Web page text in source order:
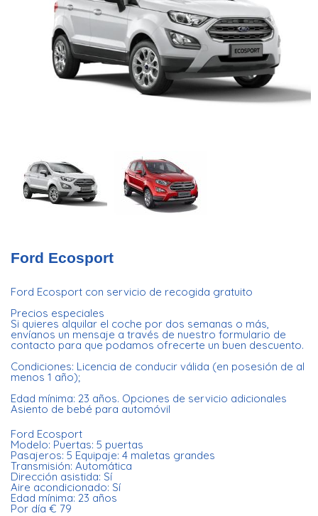
Ford Ecosport
Ford Ecosport con servicio de recogida gratuito
Precios especiales
Si quieres alquilar el coche por dos semanas o más,
envíanos un mensaje a través de nuestro formulario de
contacto para que podamos ofrecerte un buen descuento.
Condiciones: Licencia de conducir válida (en posesión de al
menos 1 año);
Edad mínima: 23 años. Opciones de servicio adicionales
Asiento de bebé para automóvil
Ford Ecosport
Modelo: Puertas: 5 puertas
Pasajeros: 5 Equipaje: 4 maletas grandes
Transmisión: Automática
Dirección asistida: Sí
Aire acondicionado: Sí
Edad mínima: 23 años
Por día € 79